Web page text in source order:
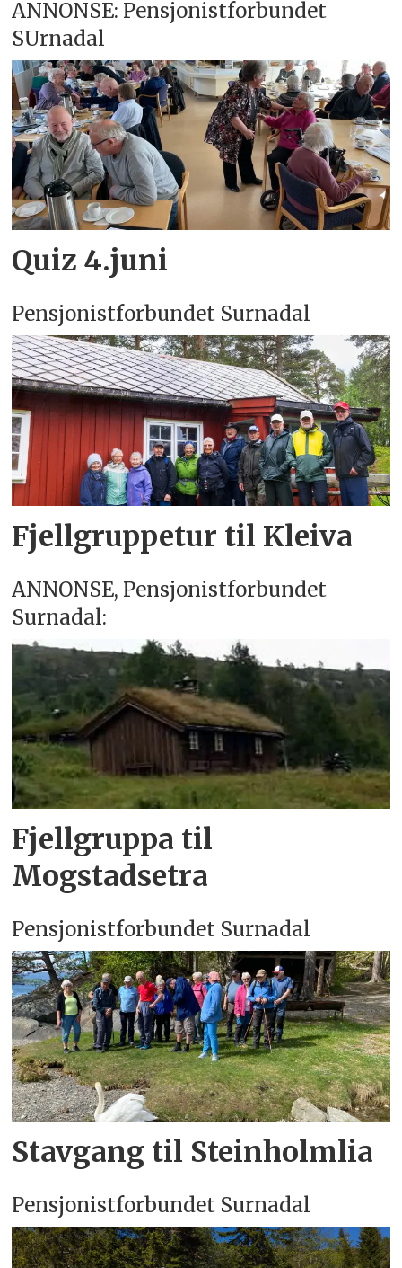
ANNONSE: Pensjonistforbundet
SUrnadal
Quiz 4.juni
Pensjonistforbundet Surnadal
Fjellgruppetur til Kleiva
ANNONSE, Pensjonistforbundet
Surnadal:
Fjellgruppa til
Mogstadsetra
Pensjonistforbundet Surnadal
Stavgang til Steinholmlia
Pensjonistforbundet Surnadal